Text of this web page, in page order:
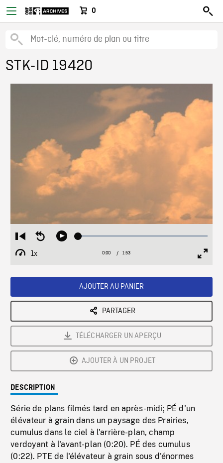
0
STK-ID 19420
Restart
from
beginning
Seek
Play Loaded:
1x
Playback
Current
0:00 / Duration
1:53
AJOUTER AU PANIER
PARTAGER
TÉLÉCHARGER UN APERÇU
AJOUTER À UN PROJET
DESCRIPTION
Série de plans filmés tard en après-midi; PÉ d'un
élévateur à grain dans un paysage des Prairies,
cumulus dans le ciel à l'arrière-plan, champ
verdoyant à l'avant-plan (0:20). PÉ des cumulus
(0:22). PTE de l'élévateur à grain sous d'énormes